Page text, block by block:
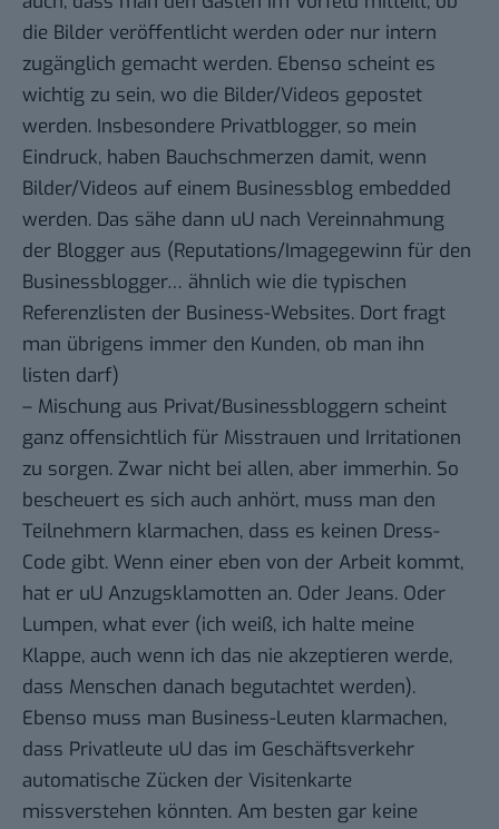
die Bilder veröffentlicht werden oder nur intern
zugänglich gemacht werden. Ebenso scheint es
wichtig zu sein, wo die Bilder/Videos gepostet
werden. Insbesondere Privatblogger, so mein
Eindruck, haben Bauchschmerzen damit, wenn
Bilder/Videos auf einem Businessblog embedded
werden. Das sähe dann uU nach Vereinnahmung
der Blogger aus (Reputations/Imagegewinn für den
Businessblogger… ähnlich wie die typischen
Referenzlisten der Business-Websites. Dort fragt
man übrigens immer den Kunden, ob man ihn
listen darf)
– Mischung aus Privat/Businessbloggern scheint
ganz offensichtlich für Misstrauen und Irritationen
zu sorgen. Zwar nicht bei allen, aber immerhin. So
bescheuert es sich auch anhört, muss man den
Teilnehmern klarmachen, dass es keinen Dress-
Code gibt. Wenn einer eben von der Arbeit kommt,
hat er uU Anzugsklamotten an. Oder Jeans. Oder
Lumpen, what ever (ich weiß, ich halte meine
Klappe, auch wenn ich das nie akzeptieren werde,
dass Menschen danach begutachtet werden).
Ebenso muss man Business-Leuten klarmachen,
dass Privatleute uU das im Geschäftsverkehr
automatische Zücken der Visitenkarte
missverstehen könnten. Am besten gar keine